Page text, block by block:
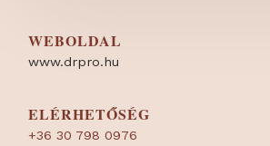
WEBOLDAL
www.drpro.hu
ELÉRHETŐSÉG
+36 30 798 0976